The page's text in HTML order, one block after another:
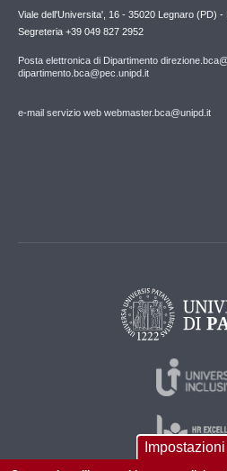
Viale dell'Universita', 16 - 35020 Legnaro (PD) -
Segreteria +39 049 827 2952
Posta elettronica di Dipartimento
dipartimento.bca@pec.unipd.it
e-mail servizio web webmaster.bca@unipd.it